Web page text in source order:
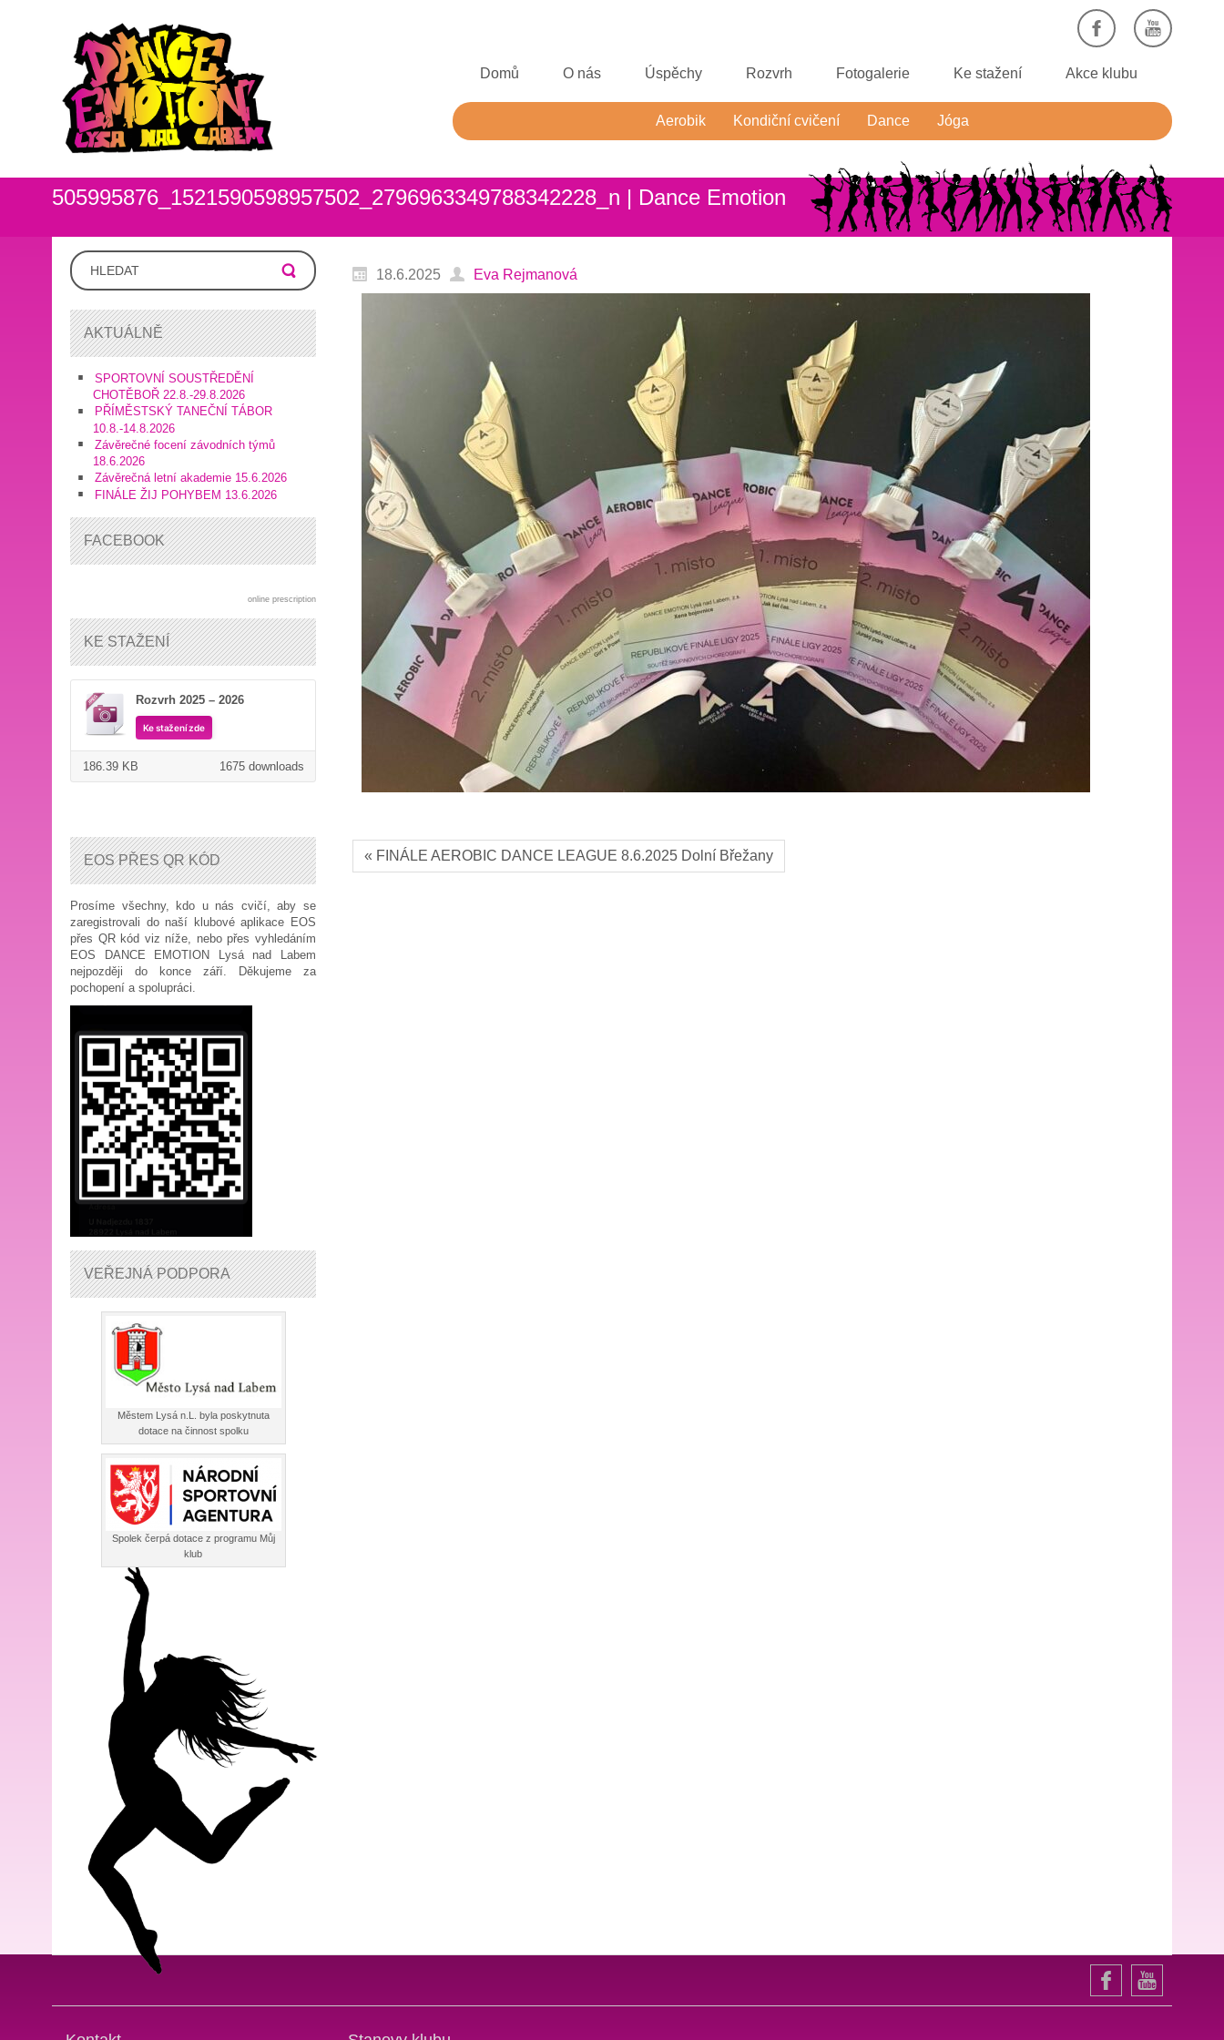
Domů O nás Úspěchy Rozvrh Fotogalerie Ke stažení Akce klubu
Aerobik Kondiční cvičení Dance Jóga
505995876_1521590598957502_2796963349788342228_n | Dance Emotion
AKTUÁLNĚ
SPORTOVNÍ SOUSTŘEDĚNÍ
CHOTĚBOŘ 22.8.-29.8.2026
PŘÍMĚSTSKÝ TANEČNÍ TÁBOR
10.8.-14.8.2026
Závěrečné focení závodních týmů
18.6.2026
Závěrečná letní akademie 15.6.2026
FINÁLE ŽIJ POHYBEM 13.6.2026
FACEBOOK
online prescription
KE STAŽENÍ
Rozvrh 2025 – 2026
Ke stažení zde
1675 downloads
186.39 KB
EOS PŘES QR KÓD
Prosíme všechny, kdo u nás cvičí, aby se
zaregistrovali do naší klubové aplikace EOS
přes QR kód viz níže, nebo přes vyhledáním
EOS DANCE EMOTION Lysá nad Labem
nejpozději do konce září. Děkujeme za
pochopení a spolupráci.
VEŘEJNÁ PODPORA
Městem Lysá n.L. byla poskytnuta
dotace na činnost spolku
Spolek čerpá dotace z programu Můj
klub
18.6.2025 Eva Rejmanová
« FINÁLE AEROBIC DANCE LEAGUE 8.6.2025 Dolní Břežany